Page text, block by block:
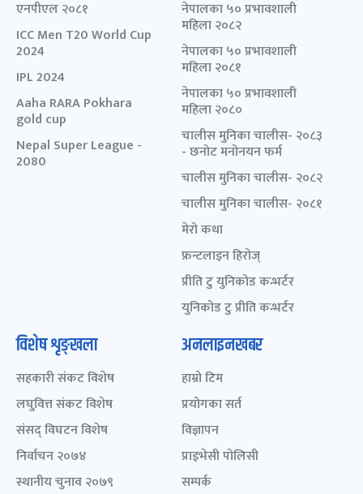
एनपीएल २०८१
ICC Men T20 World Cup
2024
IPL 2024
Aaha RARA Pokhara
gold cup
Nepal Super League -
2080
नेपालका ५० प्रभावशाली
महिला २०८२
नेपालका ५० प्रभावशाली
महिला २०८१
नेपालका ५० प्रभावशाली
महिला २०८०
चालीस मुनिका चालीस- २०८३
- छनोट मनोनयन फर्म
चालीस मुनिका चालीस- २०८२
चालीस मुनिका चालीस- २०८१
मेरो कथा
फ्रन्टलाइन हिरोज्
प्रीति टु युनिकोड कन्भर्टर
युनिकोड टु प्रीति कन्भर्टर
विशेष शृङ्खला
सहकारी संकट विशेष
लघुवित्त संकट विशेष
संसद् विघटन विशेष
निर्वाचन २०७४
स्थानीय चुनाव २०७९
अनलाइनखबर
हाम्रो टिम
प्रयोगका सर्त
विज्ञापन
प्राइभेसी पोलिसी
सम्पर्क